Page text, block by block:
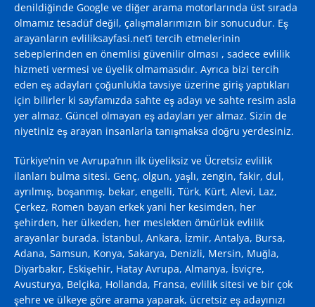
denildiğinde Google ve diğer arama motorlarında üst sırada
olmamız tesadüf değil, çalışmalarımızın bir sonucudur. Eş
arayanların evliliksayfasi.net’i tercih etmelerinin
sebeplerinden en önemlisi güvenilir olması , sadece evlilik
hizmeti vermesi ve üyelik olmamasıdır. Ayrıca bizi tercih
eden eş adayları çoğunlukla tavsiye üzerine giriş yaptıkları
için bilirler ki sayfamızda sahte eş adayı ve sahte resim asla
yer almaz. Güncel olmayan eş adayları yer almaz. Sizin de
niyetiniz eş arayan insanlarla tanışmaksa doğru yerdesiniz.
Türkiye’nin ve Avrupa’nın ilk üyeliksiz ve Ücretsiz evlilik
ilanları bulma sitesi. Genç, olgun, yaşlı, zengin, fakir, dul,
ayrılmış, boşanmış, bekar, engelli, Türk, Kürt, Alevi, Laz,
Çerkez, Romen bayan erkek yani her kesimden, her
şehirden, her ülkeden, her meslekten ömürlük evlilik
arayanlar burada. İstanbul, Ankara, İzmir, Antalya, Bursa,
Adana, Samsun, Konya, Sakarya, Denizli, Mersin, Muğla,
Diyarbakır, Eskişehir, Hatay Avrupa, Almanya, İsviçre,
Avusturya, Belçika, Hollanda, Fransa, evlilik sitesi ve bir çok
şehre ve ülkeye göre arama yaparak, ücretsiz eş adayınızı